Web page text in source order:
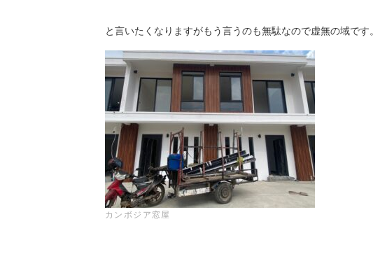
と言いたくなりますがもう言うのも無駄なので虚無の域です。
カンボジア窓屋